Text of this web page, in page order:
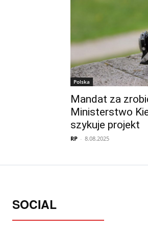
Polska
Mandat za
Ministerstwo
szykuje projekt
RP - 8.08.2025
SOCIAL